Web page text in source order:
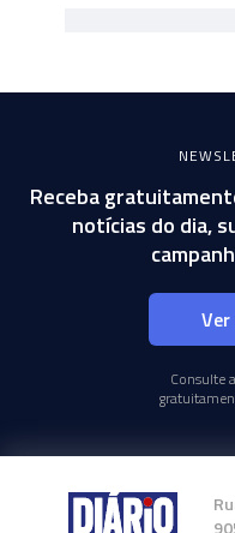
Receba
notícias do dia,
Consulte